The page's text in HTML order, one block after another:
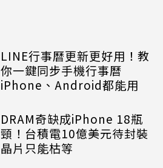
LINE行事曆更新更好用！教
你一鍵同步手機行事曆
iPhone、Android都能用
DRAM奇缺成iPhone 18瓶
頸！台積電10億美元待封裝
晶片只能枯等